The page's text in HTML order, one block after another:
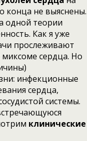
конца не выяснены.
одной теории
Как я уже
прослеживают
сердца. Но
инфекционные
сердца,
системы.
клинические